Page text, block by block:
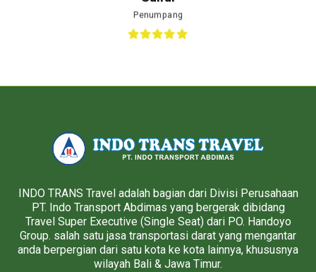
Penumpang
INDO TRANS Travel adalah bagian dari Divisi Perusahaan
PT. Indo Transport Abdimas yang bergerak dibidang
Travel Super Executive (Single Seat) dari PO. Handoyo
Group. salah satu jasa transportasi darat yang mengantar
anda berpergian dari satu kota ke kota lainnya, khususnya
wilayah Bali & Jawa Timur.